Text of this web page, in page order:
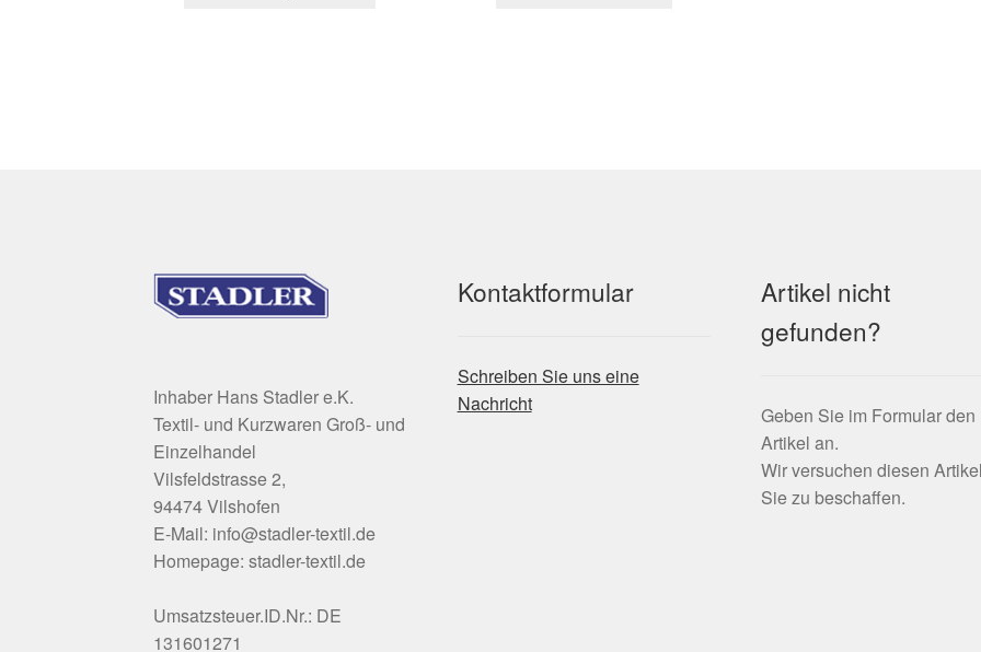
Inhaber Hans Stadler e.K.
Textil- und Kurzwaren Groß- und
Einzelhandel
Vilsfeldstrasse 2,
94474 Vilshofen
E-Mail: info@stadler-textil.de
Homepage: stadler-textil.de
Umsatzsteuer.ID.Nr.: DE
131601271
Kontaktformular
Schreiben Sie uns eine
Nachricht
Artikel nicht
gefunden?
Geben Sie im Formular den
Artikel an.
Wir versuchen diesen
Sie zu beschaffen.